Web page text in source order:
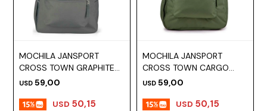
MOCHILA JANSPORT
CROSS TOWN GRAPHITE
GREY
USD 59,00
USD 50,15
MOCHILA JANSPORT
CROSS TOWN CARGO
GREEN
USD 59,00
USD 50,15